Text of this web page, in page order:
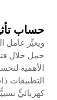
حساب
ويعبِّر عامل
حمل خلال
الأهمية
التطبيقات
كهربائيٍّ